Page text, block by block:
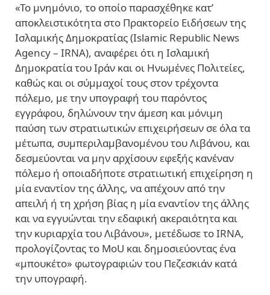
«Το μνημόνιο, το οποίο παρασχέθηκε κατ’
αποκλειστικότητα στο Πρακτορείο Ειδήσεων της
Ισλαμικής Δημοκρατίας (Islamic Republic News
Agency – ΙRNA), αναφέρει ότι η Ισλαμική
Δημοκρατία του Ιράν και οι Ηνωμένες Πολιτείες,
καθώς και οι σύμμαχοί τους στον τρέχοντα
πόλεμο, με την υπογραφή του παρόντος
εγγράφου, δηλώνουν την άμεση και μόνιμη
παύση των στρατιωτικών επιχειρήσεων σε όλα τα
μέτωπα, συμπεριλαμβανομένου του Λιβάνου, και
δεσμεύονται να μην αρχίσουν εφεξής κανέναν
πόλεμο ή οποιαδήποτε στρατιωτική επιχείρηση η
μία εναντίον της άλλης, να απέχουν από την
απειλή ή τη χρήση βίας η μία εναντίον της άλλης
και να εγγυώνται την εδαφική ακεραιότητα και
την κυριαρχία του Λιβάνου», μετέδωσε το IRNA,
προλογίζοντας το MoU και δημοσιεύοντας ένα
«μπουκέτο» φωτογραφιών του Πεζεσκιάν κατά
την υπογραφή.